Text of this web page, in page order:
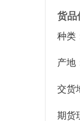
货品
种类
产地
交货
期货